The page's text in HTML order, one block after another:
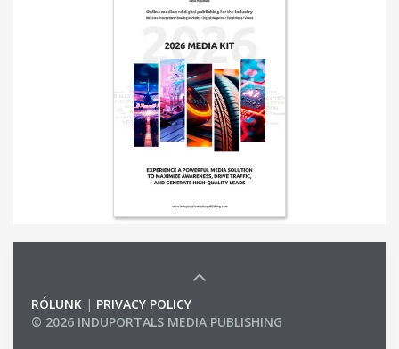
RÓLUNK | PRIVACY POLICY
© 2026 INDUPORTALS MEDIA PUBLISHING